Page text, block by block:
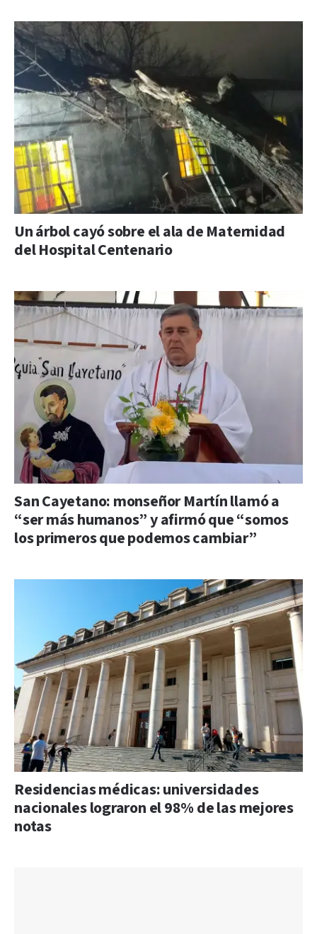
Un árbol cayó sobre el ala de Maternidad
del Hospital Centenario
San Cayetano: monseñor Martín llamó a
“ser más humanos” y afirmó que “somos
los primeros que podemos cambiar”
Residencias médicas: universidades
nacionales lograron el 98% de las mejores
notas